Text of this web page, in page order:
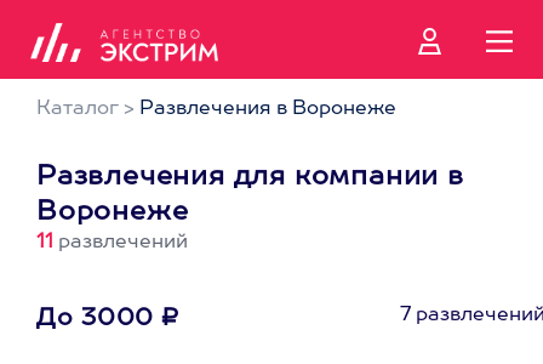
Каталог > Развлечения в Воронеже
Развлечения для компании в
Воронеже
11 развлечений
До 3000 ₽ 7